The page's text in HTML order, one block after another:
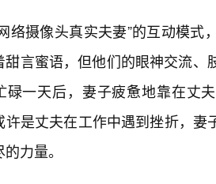
络摄像头真实夫妻”的互动模
甜言蜜语，但他们的眼神交流
碌一天后，妻子疲惫地靠在丈
许是丈夫在工作中遇到挫折，
力量。